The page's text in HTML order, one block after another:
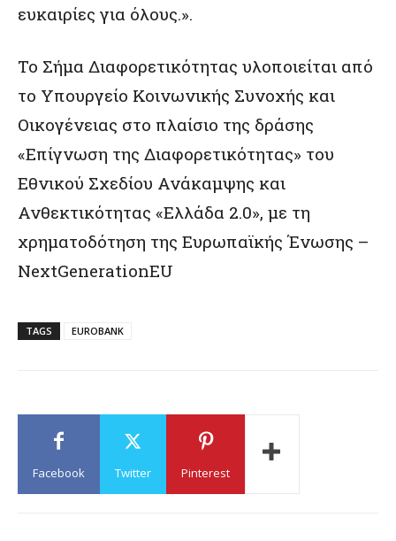
ευκαιρίες για όλους.».
Το Σήμα Διαφορετικότητας υλοποιείται από
το Υπουργείο Κοινωνικής Συνοχής και
Οικογένειας στο πλαίσιο της δράσης
«Επίγνωση της Διαφορετικότητας» του
Εθνικού Σχεδίου Ανάκαμψης και
Ανθεκτικότητας «Ελλάδα 2.0», με τη
χρηματοδότηση της Ευρωπαϊκής Ένωσης –
NextGenerationEU
TAGS EUROBANK
Facebook Twitter Pinterest